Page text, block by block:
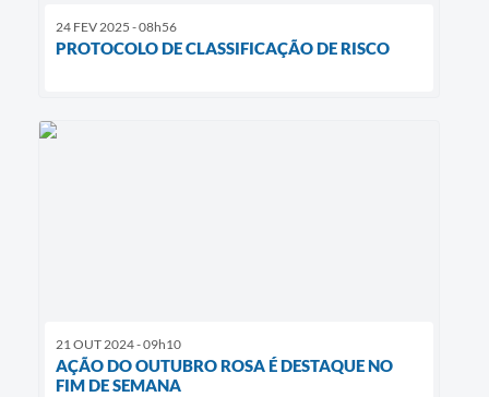
24 FEV 2025 - 08h56
PROTOCOLO DE CLASSIFICAÇÃO DE RISCO
21 OUT 2024 - 09h10
AÇÃO DO OUTUBRO ROSA É DESTAQUE NO
FIM DE SEMANA